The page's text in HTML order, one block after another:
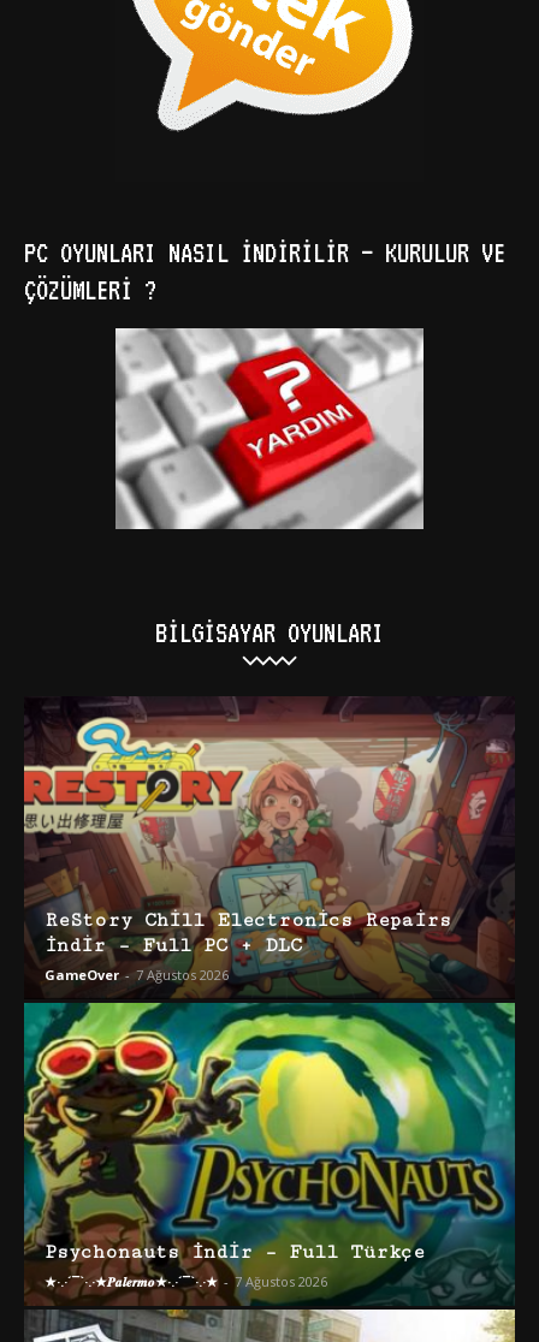
PC OYUNLARI NASIL İNDIRILIR – KURULUR VE
ÇÖZÜMLERI ?
BILGISAYAR OYUNLARI
ReStory Chill Electronics Repairs
İndir – Full PC + DLC
GameOver - 7 Ağustos 2026
Psychonauts İndir – Full Türkçe
★·.·´¯`·.·★𝑷𝒂𝒍𝒆𝒓𝒎𝒐★·.·´¯`·.·★ - 7 Ağustos 2026